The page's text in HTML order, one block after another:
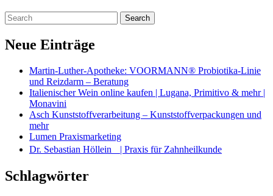
Neue Einträge
Martin-Luther-Apotheke: VOORMANN® Probiotika-Linie
und Reizdarm – Beratung
Italienischer Wein online kaufen | Lugana, Primitivo & mehr |
Monavini
Asch Kunststoffverarbeitung – Kunststoffverpackungen und
mehr
Lumen Praxismarketing
Dr. Sebastian Höllein | Praxis für Zahnheilkunde
Schlagwörter